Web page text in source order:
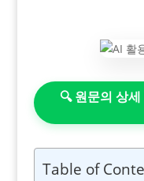
🔍 원문의 상
Table of